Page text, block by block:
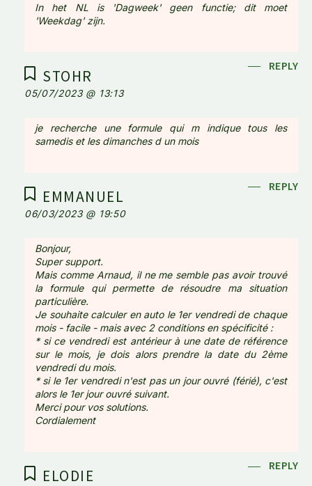
In het NL is 'Dagweek' geen functie; dit moet
'Weekdag' zijn.
STOHR
05/07/2023 @ 13:13
je recherche une formule qui m indique tous les
samedis et les dimanches d un mois
REPLY
EMMANUEL
06/03/2023 @ 19:50
Bonjour,
Super support.
Mais comme Arnaud, il ne me semble pas avoir trouvé
la formule qui permette de résoudre ma situation
particulière.
Je souhaite calculer en auto le 1er vendredi de chaque
mois - facile - mais avec 2 conditions en spécificité :
* si ce vendredi est antérieur à une date de référence
sur le mois, je dois alors prendre la date du 2ème
vendredi du mois.
* si le 1er vendredi n'est pas un jour ouvré (férié), c'est
alors le 1er jour ouvré suivant.
Merci pour vos solutions.
Cordialement
REPLY
ELODIE
REPLY